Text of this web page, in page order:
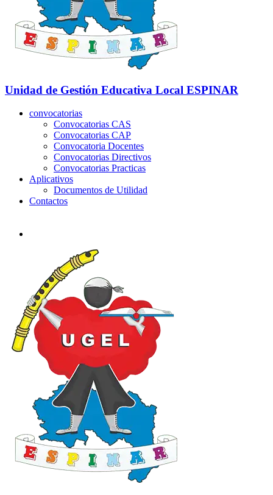
Unidad de Gestión Educativa Local ESPINAR
convocatorias
Convocatorias CAS
Convocatorias CAP
Convocatoria Docentes
Convocatorias Directivos
Convocatorias Practicas
Aplicativos
Documentos de Utilidad
Contactos